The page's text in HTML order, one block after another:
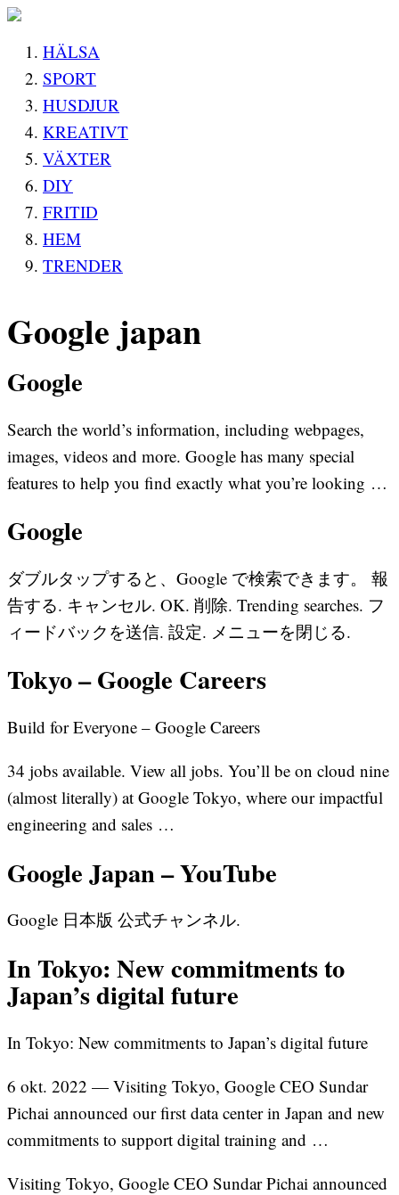
HÄLSA
SPORT
HUSDJUR
KREATIVT
VÄXTER
DIY
FRITID
HEM
TRENDER
Google japan
Google
Search the world’s information, including webpages,
images, videos and more. Google has many special
features to help you find exactly what you’re looking …
Google
ダブルタップすると、Google で検索できます。 報
告する. キャンセル. OK. 削除. Trending searches. フ
ィードバックを送信. 設定. メニューを閉じる.
Tokyo – Google Careers
Build for Everyone – Google Careers
34 jobs available. View all jobs. You’ll be on cloud nine
(almost literally) at Google Tokyo, where our impactful
engineering and sales …
Google Japan – YouTube
Google 日本版 公式チャンネル.
In Tokyo: New commitments to
Japan’s digital future
In Tokyo: New commitments to Japan’s digital future
6 okt. 2022 — Visiting Tokyo, Google CEO Sundar
Pichai announced our first data center in Japan and new
commitments to support digital training and …
Visiting Tokyo, Google CEO Sundar Pichai announced